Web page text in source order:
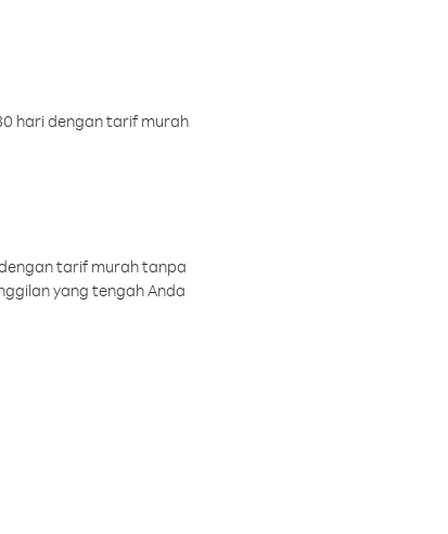
hari dengan tarif murah
tarif murah tanpa
yang tengah Anda